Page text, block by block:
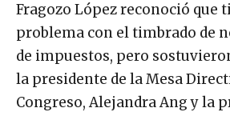
Fragozo López reconoció que
problema con el timbrado de
de impuestos, pero
la presidente de la Mesa
Congreso, Alejandra Ang y la